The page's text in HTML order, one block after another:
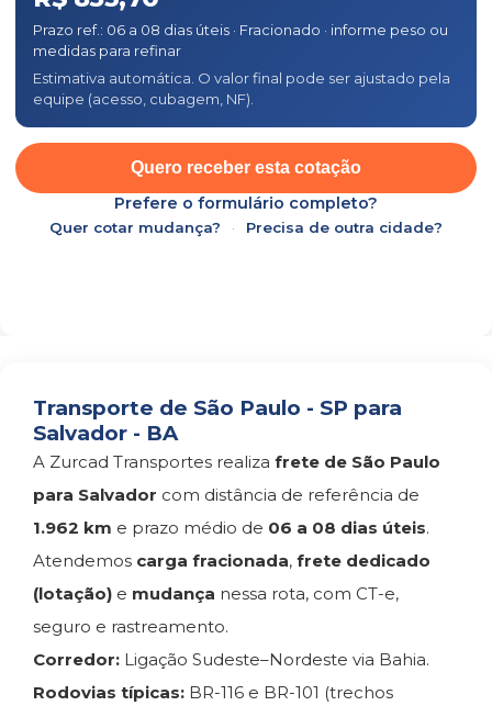
Prazo ref.: 06 a 08 dias úteis · Fracionado · informe peso ou
medidas para refinar
Estimativa automática. O valor final pode ser ajustado pela
equipe (acesso, cubagem, NF).
Quero receber esta cotação
Prefere o formulário completo?
Quer cotar mudança? · Precisa de outra cidade?
Transporte de São Paulo - SP para
Salvador - BA
A Zurcad Transportes realiza frete de São Paulo
para Salvador com distância de referência de
1.962 km e prazo médio de 06 a 08 dias úteis.
Atendemos carga fracionada, frete dedicado
(lotação) e mudança nessa rota, com CT-e,
seguro e rastreamento.
Corredor: Ligação Sudeste–Nordeste via Bahia.
Rodovias típicas: BR-116 e BR-101 (trechos